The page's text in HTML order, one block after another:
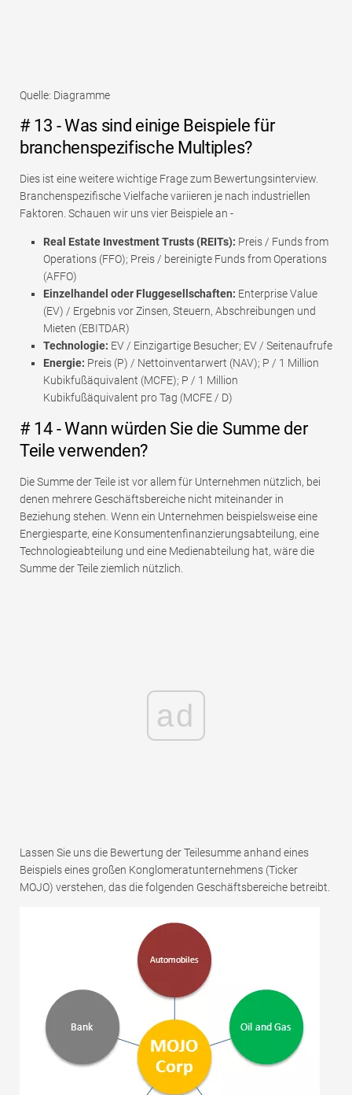
Quelle: Diagramme
# 13 - Was sind einige Beispiele für
branchenspezifische Multiples?
Dies ist eine weitere wichtige Frage zum Bewertungsinterview.
Branchenspezifische Vielfache variieren je nach industriellen
Faktoren. Schauen wir uns vier Beispiele an -
Real Estate Investment Trusts (REITs): Preis / Funds from
Operations (FFO); Preis / bereinigte Funds from Operations
(AFFO)
Einzelhandel oder Fluggesellschaften: Enterprise Value
(EV) / Ergebnis vor Zinsen, Steuern, Abschreibungen und
Mieten (EBITDAR)
Technologie: EV / Einzigartige Besucher; EV / Seitenaufrufe
Energie: Preis (P) / Nettoinventarwert (NAV); P / 1 Million
Kubikfußäquivalent (MCFE); P / 1 Million
Kubikfußäquivalent pro Tag (MCFE / D)
# 14 - Wann würden Sie die Summe der
Teile verwenden?
Die Summe der Teile ist vor allem für Unternehmen nützlich, bei
denen mehrere Geschäftsbereiche nicht miteinander in
Beziehung stehen. Wenn ein Unternehmen beispielsweise eine
Energiesparte, eine Konsumentenfinanzierungsabteilung, eine
Technologieabteilung und eine Medienabteilung hat, wäre die
Summe der Teile ziemlich nützlich.
ad
Lassen Sie uns die Bewertung der Teilesumme anhand eines
Beispiels eines großen Konglomeratunternehmens (Ticker
MOJO) verstehen, das die folgenden Geschäftsbereiche betreibt.